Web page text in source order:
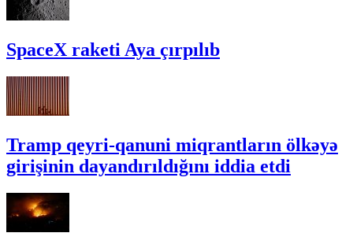
SpaceX raketi Aya çırpılıb
Tramp qeyri-qanuni miqrantların ölkəyə
girişinin dayandırıldığını iddia etdi